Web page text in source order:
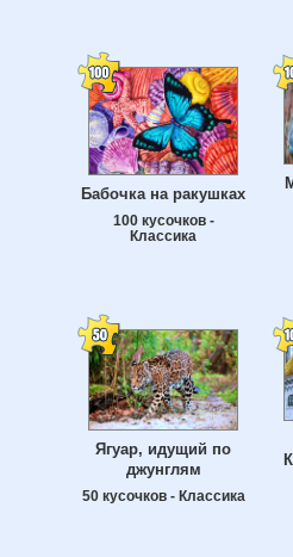
Бабочка на ракушках
100 кусочков -
Классика
Ягуар, идущий по
джунглям
50 кусочков - Классика